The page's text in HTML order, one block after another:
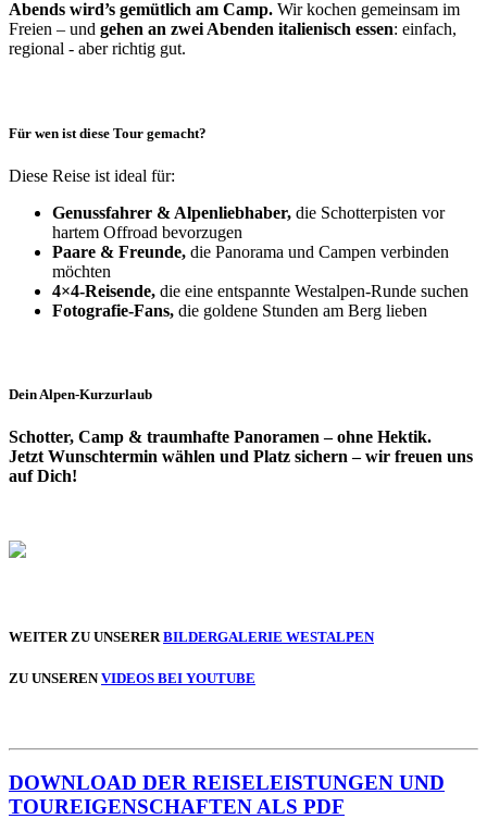
Abends wird’s gemütlich am Camp. Wir kochen gemeinsam im
Freien – und gehen an zwei Abenden italienisch essen: einfach,
regional - aber richtig gut.
Für wen ist diese Tour gemacht?
Diese Reise ist ideal für:
Genussfahrer & Alpenliebhaber, die Schotterpisten vor
hartem Offroad bevorzugen
Paare & Freunde, die Panorama und Campen verbinden
möchten
4×4-Reisende, die eine entspannte Westalpen-Runde suchen
Fotografie-Fans, die goldene Stunden am Berg lieben
Dein Alpen-Kurzurlaub
Schotter, Camp & traumhafte Panoramen – ohne Hektik.
Jetzt Wunschtermin wählen und Platz sichern – wir freuen uns
auf Dich!
WEITER ZU UNSERER BILDERGALERIE WESTALPEN
ZU UNSERENVIDEOS BEI YOUTUBE
DOWNLOAD DER REISELEISTUNGEN UND
TOUREIGENSCHAFTEN ALS PDF